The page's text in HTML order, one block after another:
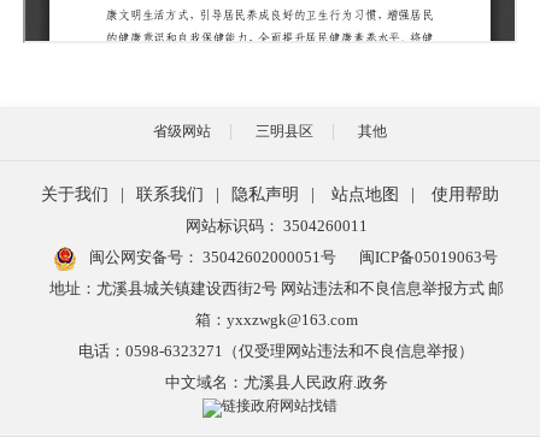
省级网站 三明县区 其他
关于我们 联系我们 隐私声明 站点地图
使用帮助
网站标识码： 3504260011
闽公网安备号： 35042602000051号
闽ICP备05019063号
地址：尤溪县城关镇建设西街2号 网站违法和不良信息举报方式 邮
箱：yxxzwgk@163.com
电话：0598-6323271（仅受理网站违法和不良信息举报）
中文域名：尤溪县人民政府.政务